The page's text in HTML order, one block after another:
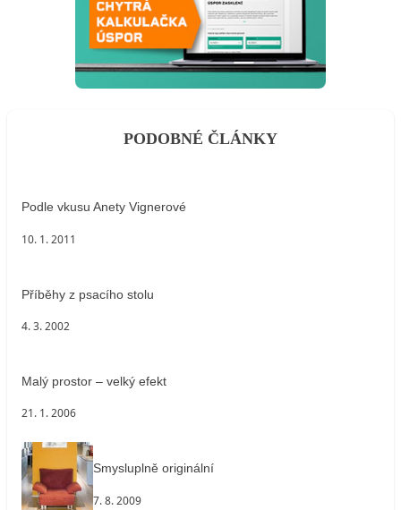
PODOBNÉ ČLÁNKY
Podle vkusu Anety Vignerové
10. 1. 2011
Příběhy z psacího stolu
4. 3. 2002
Malý prostor – velký efekt
21. 1. 2006
Smysluplně originální
7. 8. 2009